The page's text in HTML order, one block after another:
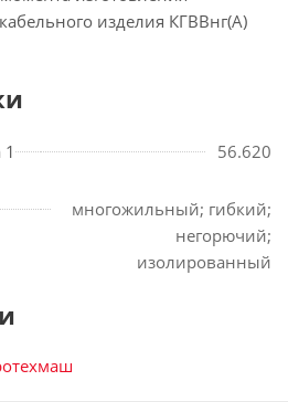
изделия КГВВнг(А)
56.620
многожильный; гибкий;
негорючий;
изолированный